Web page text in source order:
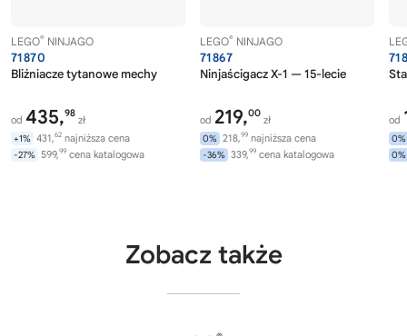
LEGO® NINJAGO
71870
Bliźniacze tytanowe mechy
od 435,98
zł
+1% 431,62 najniższa cena
-27% 599,99 cena katalogowa
LEGO® NINJAGO
71867
Ninjaścigacz X-1 — 15-lecie
od 219,00
zł
0% 218,99 najniższa cena
-36% 339,99 cena katalogowa
od
0%
0%
Zobacz także